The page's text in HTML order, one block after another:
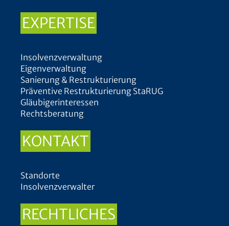
EXPERTISE
Insolvenzverwaltung
Eigenverwaltung
Sanierung & Restrukturierung
Präventive Restrukturierung StaRUG
Gläubigerinteressen
Rechtsberatung
KONTAKT
Standorte
Insolvenzverwalter
RECHTLICHES